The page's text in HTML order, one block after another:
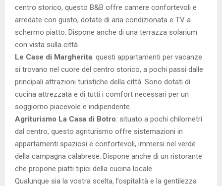
centro storico, questo B&B offre camere confortevoli e
arredate con gusto, dotate di aria condizionata e TV a
schermo piatto. Dispone anche di una terrazza solarium
con vista sulla città.
Le Case di Margherita: questi appartamenti per vacanze
si trovano nel cuore del centro storico, a pochi passi dalle
principali attrazioni turistiche della città. Sono dotati di
cucina attrezzata e di tutti i comfort necessari per un
soggiorno piacevole e indipendente.
Agriturismo La Casa di Botro: situato a pochi chilometri
dal centro, questo agriturismo offre sistemazioni in
appartamenti spaziosi e confortevoli, immersi nel verde
della campagna calabrese. Dispone anche di un ristorante
che propone piatti tipici della cucina locale.
Qualunque sia la vostra scelta, l’ospitalità e la gentilezza